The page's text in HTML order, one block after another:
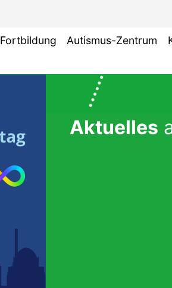
Fortbildung Autismus-Zentrum
Aktuelles